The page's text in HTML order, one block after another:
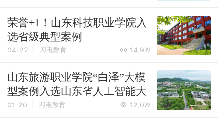
荣誉+1！山东科技职业学院入
选省级典型案例
04-22 闪电教育 14.9W
山东旅游职业学院“白泽”大模
型案例入选山东省人工智能大
模型赋能教育典型案例
01-20 闪电教育 12.0W